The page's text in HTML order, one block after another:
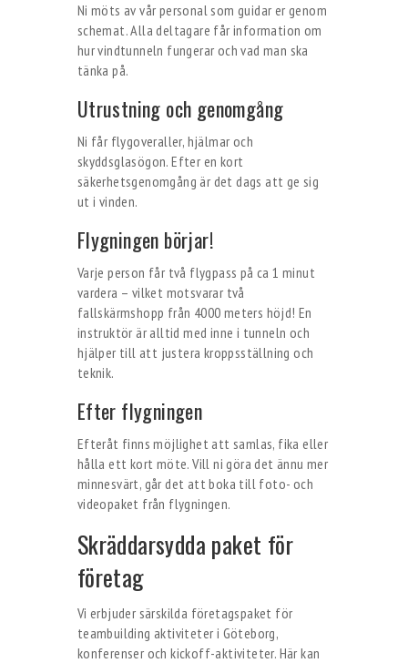
Ni möts av vår personal som guidar er genom
schemat. Alla deltagare får information om
hur vindtunneln fungerar och vad man ska
tänka på.
Utrustning och genomgång
Ni får flygoveraller, hjälmar och
skyddsglasögon. Efter en kort
säkerhetsgenomgång är det dags att ge sig
ut i vinden.
Flygningen börjar!
Varje person får två flygpass på ca 1 minut
vardera – vilket motsvarar två
fallskärmshopp från 4000 meters höjd! En
instruktör är alltid med inne i tunneln och
hjälper till att justera kroppsställning och
teknik.
Efter flygningen
Efteråt finns möjlighet att samlas, fika eller
hålla ett kort möte. Vill ni göra det ännu mer
minnesvärt, går det att boka till foto- och
videopaket från flygningen.
Skräddarsydda paket för
företag
Vi erbjuder särskilda företagspaket för
teambuilding aktiviteter i Göteborg,
konferenser och kickoff-aktiviteter. Här kan